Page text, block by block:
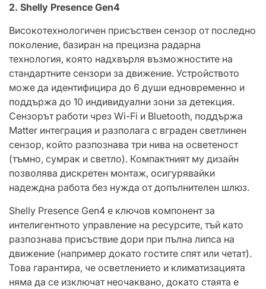
2. Shelly Presence Gen4
Високотехнологичен присъствен сензор от последно
поколение, базиран на прецизна радарна
технология, която надхвърля възможностите на
стандартните сензори за движение. Устройството
може да идентифицира до 6 души едновременно и
поддържа до 10 индивидуални зони за детекция.
Сензорът работи чрез Wi-Fi и Bluetooth, поддържа
Matter интеграция и разполага с вграден светлинен
сензор, който разпознава три нива на осветеност
(тъмно, сумрак и светло). Компактният му дизайн
позволява дискретен монтаж, осигурявайки
надеждна работа без нужда от допълнителен шлюз.
Shelly Presence Gen4 е ключов компонент за
интелигентното управление на ресурсите, тъй като
разпознава присъствие дори при пълна липса на
движение (например докато гостите спят или четат).
Това гарантира, че осветлението и климатизацията
няма да се изключат неочаквано, докато стаята е